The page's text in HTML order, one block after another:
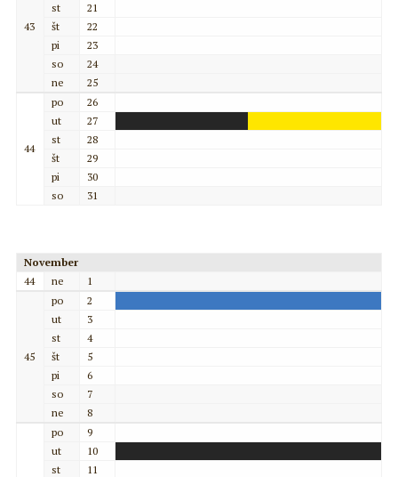
43
st
21
št
22
pi
23
so
24
ne
25
44
po
26
ut
27
st
28
št
29
pi
30
so
31
November
44
ne 1
45
po
2
ut
3
st
4
št
5
pi
6
so
7
ne
8
po
9
ut
10
st
11